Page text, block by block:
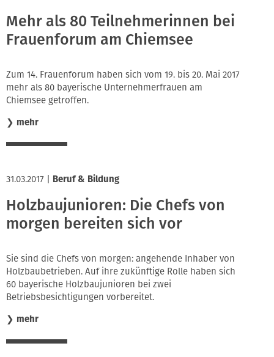
Mehr als 80 Teilnehmerinnen bei
Frauenforum am Chiemsee
Zum 14. Frauenforum haben sich vom 19. bis 20. Mai 2017
mehr als 80 bayerische Unternehmerfrauen am
Chiemsee getroffen.
❯ mehr
31.03.2017 Beruf & Bildung
Holzbaujunioren: Die Chefs von
morgen bereiten sich vor
Sie sind die Chefs von morgen: angehende Inhaber von
Holzbaubetrieben. Auf ihre zukünftige Rolle haben sich
60 bayerische Holzbaujunioren bei zwei
Betriebsbesichtigungen vorbereitet.
❯ mehr